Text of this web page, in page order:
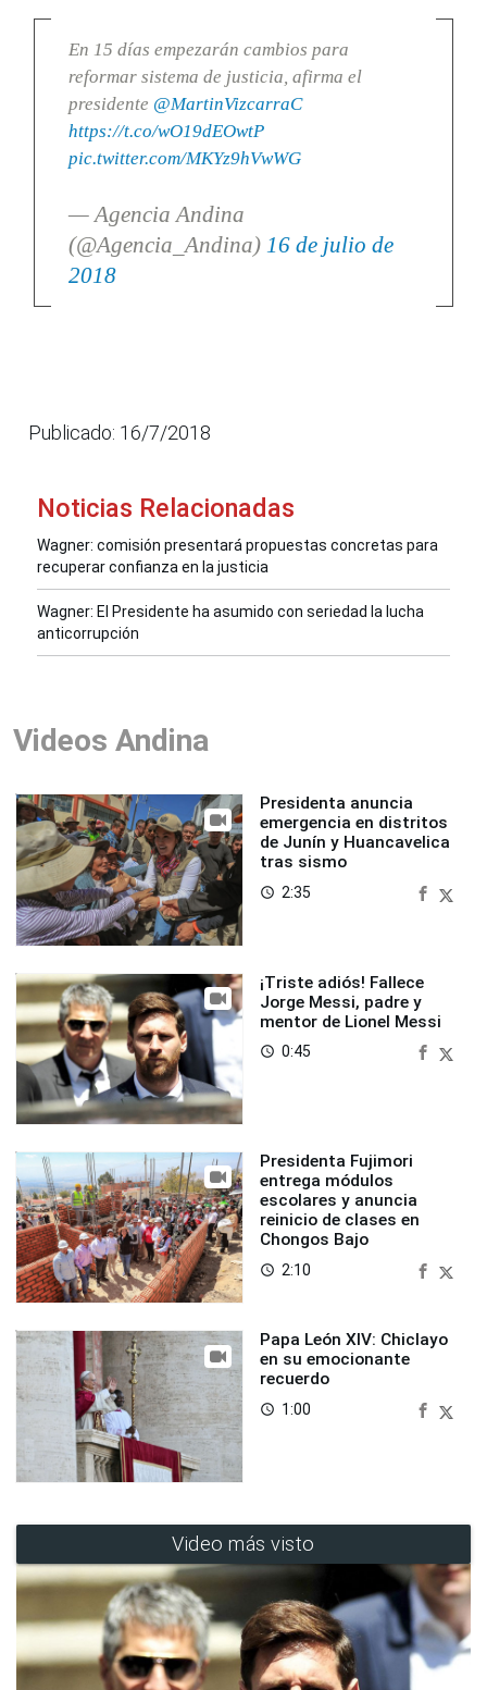
En 15 días empezarán cambios para
reformar sistema de justicia, afirma el
presidente @MartinVizcarraC
https://t.co/wO19dEOwtP
pic.twitter.com/MKYz9hVwWG
— Agencia Andina
(@Agencia_Andina) 16 de julio de
2018
Publicado: 16/7/2018
Noticias Relacionadas
Wagner: comisión presentará propuestas concretas para
recuperar confianza en la justicia
Wagner: El Presidente ha asumido con seriedad la lucha
anticorrupción
Videos Andina
Presidenta anuncia
emergencia en distritos
de Junín y Huancavelica
tras sismo
access_time 2:35
¡Triste adiós! Fallece
Jorge Messi, padre y
mentor de Lionel Messi
access_time 0:45
Presidenta Fujimori
entrega módulos
escolares y anuncia
reinicio de clases en
Chongos Bajo
access_time 2:10
Papa León XIV: Chiclayo
en su emocionante
recuerdo
access_time 1:00
Video más visto